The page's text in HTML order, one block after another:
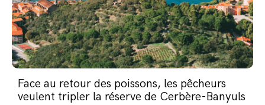
Face au retour des poissons, les pêcheurs
veulent tripler la réserve de Cerbère-Banyuls